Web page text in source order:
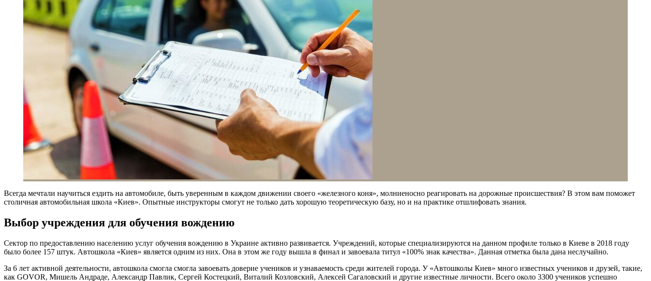
Всегда мечтали научиться ездить на автомобиле, быть уверенным в каждом движении своего «железного коня», молниеносно реагировать на дорожные происшествия? В этом вам поможет
столичная автомобильная школа «Киев». Опытные инструкторы смогут не только дать хорошую теоретическую базу, но и на практике отшлифовать знания.
Выбор учреждения для обучения вождению
Сектор по предоставлению населению услуг обучения вождению в Украине активно развивается. Учреждений, которые специализируются на данном профиле только в Киеве в 2018 году
было более 157 штук. Автошкола «Киев» является одним из них. Она в этом же году вышла в финал и завоевала титул «100% знак качества». Данная отметка была дана неслучайно.
За 6 лет активной деятельности, автошкола смогла смогла завоевать доверие учеников и узнаваемость среди жителей города. У «Автошколы Киев» много известных учеников и друзей, такие,
как GOVOR, Мишель Андраде, Александр Павлик, Сергей Костецкий, Виталий Козловский, Алексей Сагаловский и другие известные личности. Всего около 3300 учеников успешно